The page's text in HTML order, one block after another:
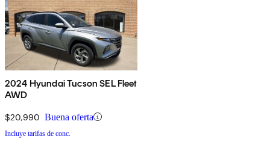
2024 Hyundai Tucson SEL Fleet
AWD
$20,990 Buena oferta
Incluye tarifas de conc.